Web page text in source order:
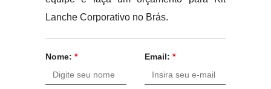
Lanche Corporativo no Brás.
Nome: * Email: *